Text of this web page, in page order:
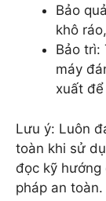
Bảo
khô
Bảo trì:
máy
xuất
Lưu ý: Luôn
toàn khi sử
đọc kỹ
pháp an toàn.